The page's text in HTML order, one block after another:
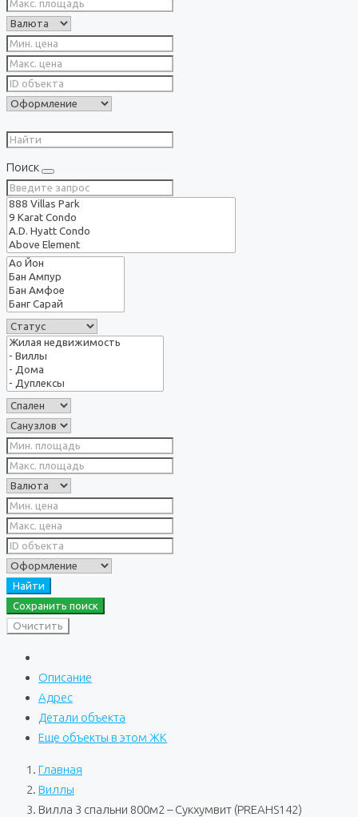
Поиск
Найти
Сохранить поиск
Очистить
Описание
Адрес
Детали объекта
Еще объекты в этом ЖК
Главная
Виллы
Вилла 3 спальни 800м2 – Сукхумвит (PREAHS142)